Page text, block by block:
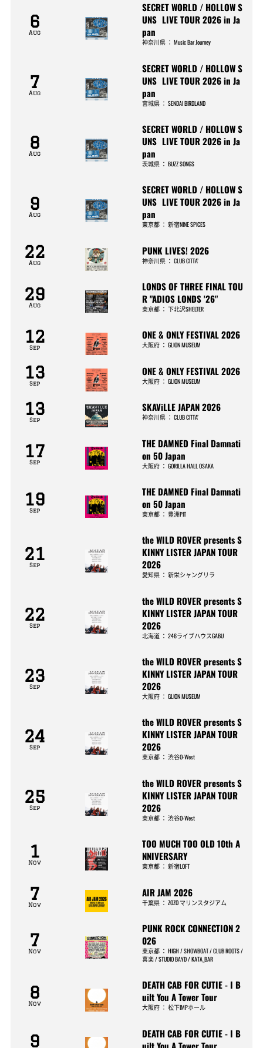
6
Aug
SECRET WORLD / HOLLOW S
UNS LIVE TOUR 2026 in Ja
pan
神奈川県 ：Music Bar Journey
7
Aug
SECRET WORLD / HOLLOW S
UNS LIVE TOUR 2026 in Ja
pan
宮城県 ：SENDAI BIRDLAND
8
Aug
SECRET WORLD / HOLLOW S
UNS LIVE TOUR 2026 in Ja
pan
茨城県 ：BUZZ SONGS
9
Aug
SECRET WORLD / HOLLOW S
UNS LIVE TOUR 2026 in Ja
pan
東京都 ：新宿NINE SPICES
22
Aug
PUNK LIVES! 2026
神奈川県 ：CLUB CITTA’
29
Aug
LONDS OF THREE FINAL TOU
R "ADIOS LONDS '26"
東京都 ：下北沢SHELTER
12
Sep
ONE & ONLY FESTIVAL 2026
大阪府 ：GLION MUSEUM
13
Sep
ONE & ONLY FESTIVAL 2026
大阪府 ：GLION MUSEUM
13
Sep
SKAViLLE JAPAN 2026
神奈川県 ：CLUB CITTA’
17
Sep
THE DAMNED Final Damnati
on 50 Japan
大阪府 ：GORILLA HALL OSAKA
19
Sep
THE DAMNED Final Damnati
on 50 Japan
東京都 ：豊洲PIT
21
Sep
the WILD ROVER presents S
KINNY LISTER JAPAN TOUR
2026
愛知県 ：新栄シャングリラ
22
Sep
the WILD ROVER presents S
KINNY LISTER JAPAN TOUR
2026
北海道 ：246ライブハウスGABU
23
Sep
the WILD ROVER presents S
KINNY LISTER JAPAN TOUR
2026
大阪府 ：GLION MUSEUM
24
Sep
the WILD ROVER presents S
KINNY LISTER JAPAN TOUR
2026
東京都 ：渋谷O-West
25
Sep
the WILD ROVER presents S
KINNY LISTER JAPAN TOUR
2026
東京都 ：渋谷O-West
1
Nov
TOO MUCH TOO OLD 10th A
NNIVERSARY
東京都 ：新宿LOFT
7
Nov
AIR JAM 2026
千葉県 ：ZOZO マリンスタジアム
7
Nov
PUNK ROCK CONNECTION 2
026
東京都 ：HIGH / SHOWBOAT / CLUB ROOTS /
喜楽 / STUDIO BAYD / KATA_BAR
8
Nov
DEATH CAB FOR CUTIE - I B
uilt You A Tower Tour
大阪府 ：松下IMPホール
9
DEATH CAB FOR CUTIE - I B